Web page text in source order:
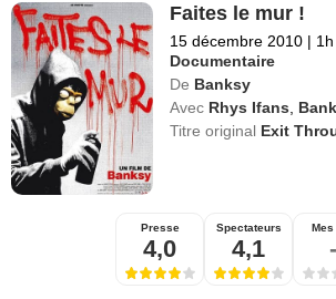
Faites le mur !
15 décembre 2010 |
Documentaire
De Banksy
Avec Rhys Ifans
Titre original Exit
Presse
4,0
Spectateurs
4,1